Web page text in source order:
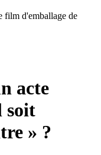
film d'emballage de
acte
soit
» ?